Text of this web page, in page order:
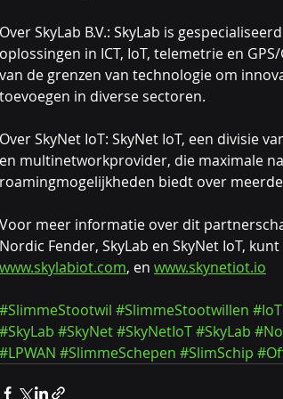
Over SkyLab B.V.: SkyLab is
oplossingen in ICT, IoT, telemetrie en
van de grenzen van technologie om
toevoegen in diverse sectoren.
Over SkyNet IoT: SkyNet IoT, een divisie
en multinetworkprovider, die maximale
roamingmogelijkheden biedt over
Voor meer informatie over dit
Nordic Fender, SkyLab en SkyNet IoT,
www.skylabiot.com, en www.skynetiot.io
#SlimmeStootwil #SlimmeStootwillen #IoT
#SkyLab #SkyNet#SkyNetIoT#SkyLab
#LPWAN #SlimmeSchepen #SlimSchip